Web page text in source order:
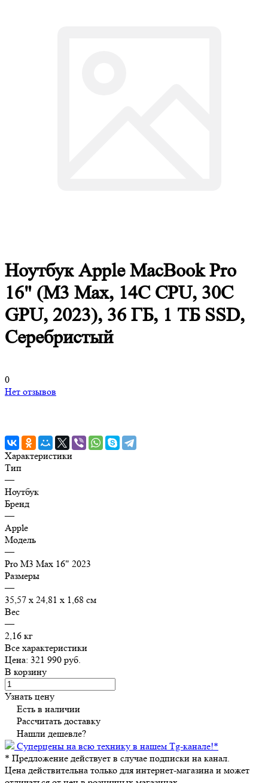
Ноутбук Apple MacBook Pro
16" (M3 Max, 14C CPU, 30C
GPU, 2023), 36 ГБ, 1 ТБ SSD,
Серебристый
0
Нет отзывов
Характеристики
Тип
—
Ноутбук
Бренд
—
Apple
Модель
—
Pro M3 Max 16" 2023
Размеры
—
35,57 х 24,81 х 1,68 см
Вес
—
2,16 кг
Все характеристики
Цена: 321 990 руб.
В корзину
Узнать цену
Есть в наличии
Рассчитать доставку
Нашли дешевле?
Суперцены на всю технику в нашем Tg-канале!*
* Предложение действует в случае подписки на канал.
Цена действительна только для интернет-магазина и может